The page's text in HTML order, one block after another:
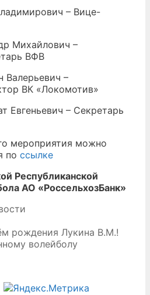
– Вице-
Михайлович –
ВФВ
Валерьевич –
ВК «Локомотив»
Евгеньевич – Секретарь
мероприятия можно
по ссылке
Республиканской
АО «РоссельхозБанк»
рождения Лукина В.М.!
волейболу